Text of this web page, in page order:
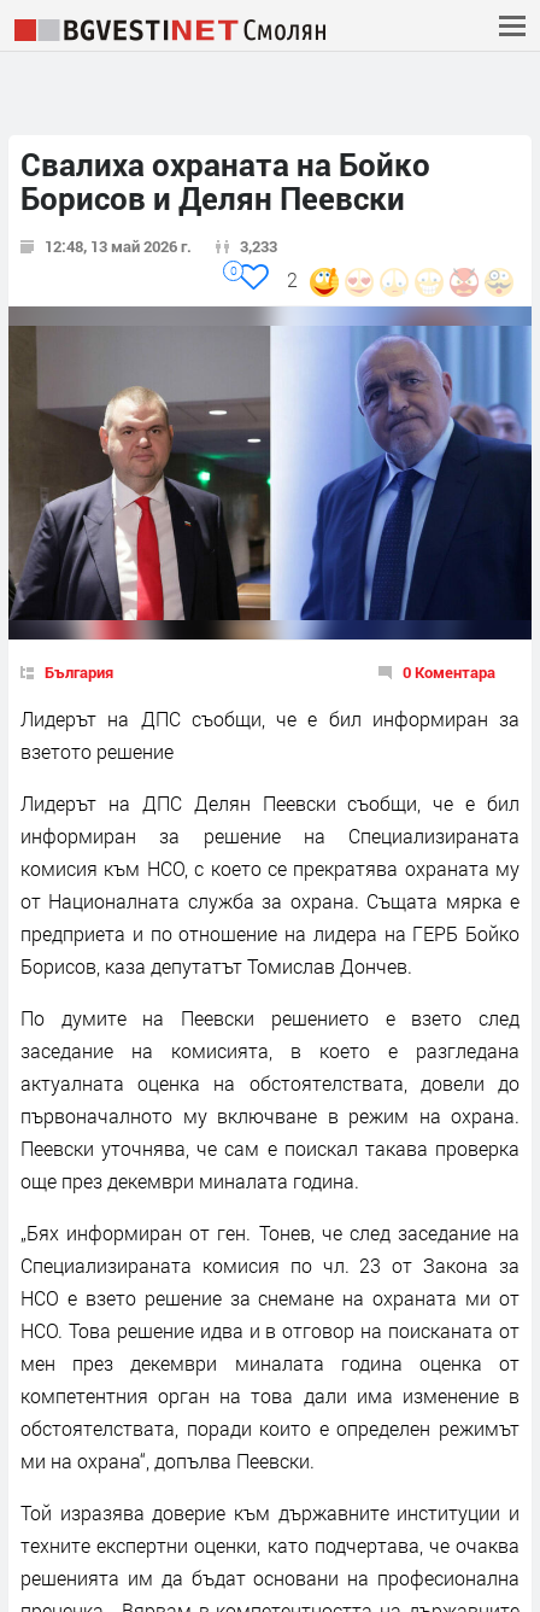
Свалиха охраната на Бойко
Борисов и Делян Пеевски
12:48, 13 май 2026 г. 3,233
2
0
България 0 Коментара
Лидерът на ДПС съобщи, че е бил информиран за
взетото решение
Лидерът на ДПС Делян Пеевски съобщи, че е бил
информиран за решение на Специализираната
комисия към НСО, с което се прекратява охраната му
от Националната служба за охрана. Същата мярка е
предприета и по отношение на лидера на ГЕРБ Бойко
Борисов, каза депутатът Томислав Дончев.
По думите на Пеевски решението е взето след
заседание на комисията, в което е разгледана
актуалната оценка на обстоятелствата, довели до
първоначалното му включване в режим на охрана.
Пеевски уточнява, че сам е поискал такава проверка
още през декември миналата година.
„Бях информиран от ген. Тонев, че след заседание на
Специализираната комисия по чл. 23 от Закона за
НСО е взето решение за снемане на охраната ми от
НСО. Това решение идва и в отговор на поисканата от
мен през декември миналата година оценка от
компетентния орган на това дали има изменение в
обстоятелствата, поради които е определен режимът
ми на охрана“, допълва Пеевски.
Той изразява доверие към държавните институции и
техните експертни оценки, като подчертава, че очаква
решенията им да бъдат основани на професионална